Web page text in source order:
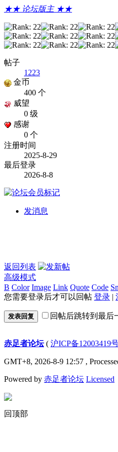
★★ 论坛版主 ★★
帖子
1223
金币
400 个
威望
0 级
感谢
0 个
注册时间
2025-8-29
最后登录
2026-8-8
发消息
返回列表
高级模式
B Color Image Link Quote Code
您需要登录后才可以回帖 登录 |
发表回复 回帖后跳转到最后
赤足者论坛( 沪ICP备12003419
GMT+8, 2026-8-9 12:57 ,
Powered by 赤足者论坛 Licensed
回顶部